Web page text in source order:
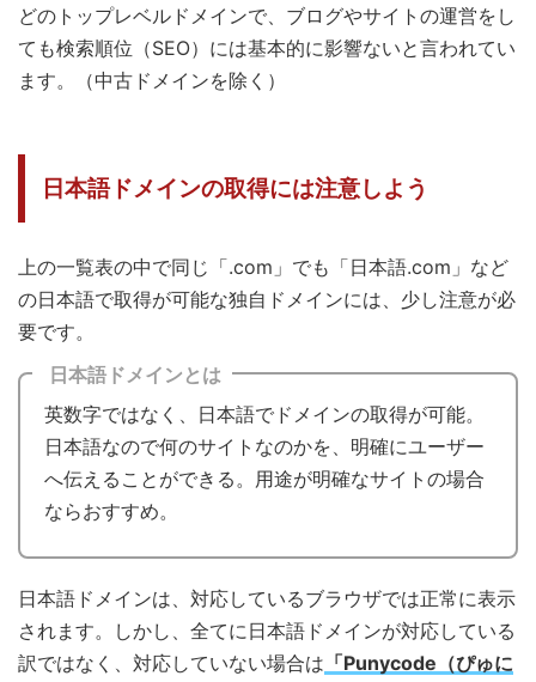
どのトップレベルドメインで、ブログやサイトの運営をし
ても検索順位（SEO）には基本的に影響ないと言われてい
ます。（中古ドメインを除く）
日本語ドメインの取得には注意しよう
上の一覧表の中で同じ「.com」でも「日本語.com」など
の日本語で取得が可能な独自ドメインには、少し注意が必
要です。
日本語ドメインとは
英数字ではなく、日本語でドメインの取得が可能。
日本語なので何のサイトなのかを、明確にユーザー
へ伝えることができる。用途が明確なサイトの場合
ならおすすめ。
日本語ドメインは、対応しているブラウザでは正常に表示
されます。しかし、全てに日本語ドメインが対応している
訳ではなく、対応していない場合は 「Punycode（ぴゅに